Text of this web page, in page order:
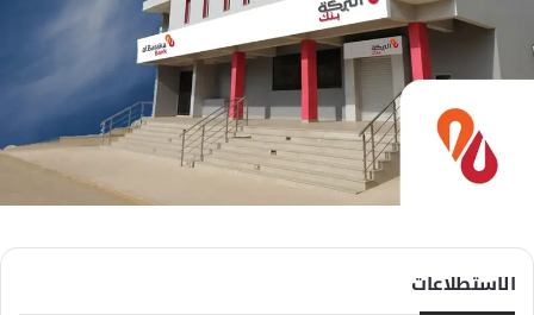
الاستطلاعات